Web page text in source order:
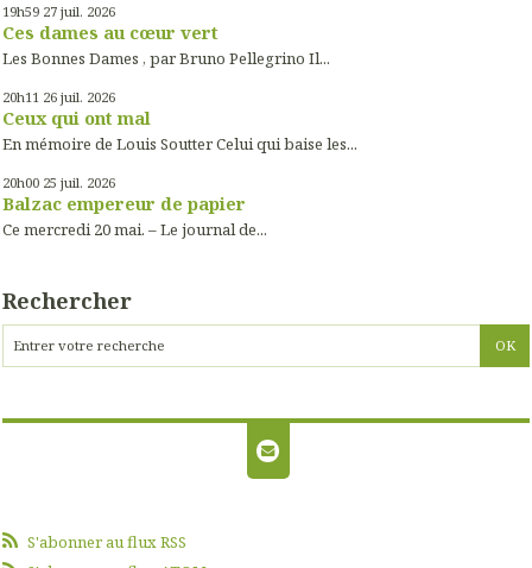
19h59 27 juil. 2026
Ces dames au cœur vert
Les Bonnes Dames , par Bruno Pellegrino Il...
20h11 26 juil. 2026
Ceux qui ont mal
En mémoire de Louis Soutter Celui qui baise les...
20h00 25 juil. 2026
Balzac empereur de papier
Ce mercredi 20 mai. – Le journal de...
Rechercher
S'abonner au flux RSS